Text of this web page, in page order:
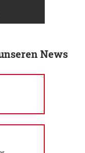
News